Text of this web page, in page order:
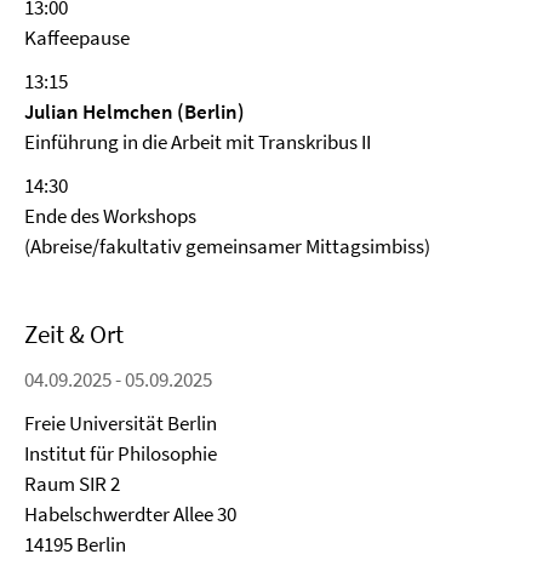
13:00
Kaffeepause
13:15
Julian Helmchen (Berlin)
Einführung in die Arbeit mit Transkribus II
14:30
Ende des Workshops
(Abreise/fakultativ gemeinsamer Mittagsimbiss)
Zeit & Ort
04.09.2025 - 05.09.2025
Freie Universität Berlin
Institut für Philosophie
Raum SIR 2
Habelschwerdter Allee 30
14195 Berlin